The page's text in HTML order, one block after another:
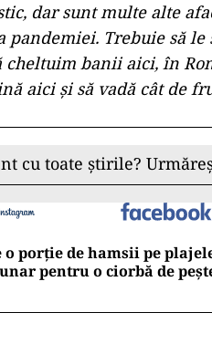
dar sunt multe alte
Trebuie să
cheltuim banii aici, în
aici și să vadă cât de
cu toate știrile?
o porție de hamsii pe
pentru o ciorbă de